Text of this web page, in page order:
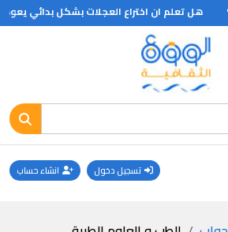
هل تعلم ان اختراع العجلات بشكل بدائي يعود
تسجيل دخول انشاء حساب